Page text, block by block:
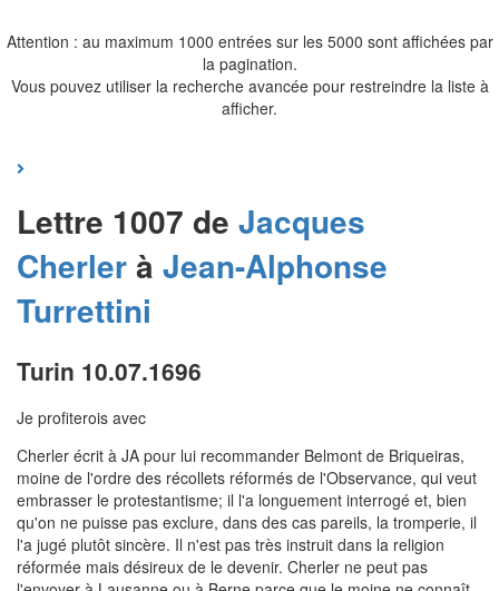
Attention : au maximum 1000 entrées sur les 5000 sont affichées par
la pagination.
Vous pouvez utiliser la recherche avancée pour restreindre la liste à
afficher.
Lettre 1007 de Jacques
Cherlerà Jean-Alphonse
Turrettini
Turin 10.07.1696
Je profiterois avec
Cherler écrit à JA pour lui recommander Belmont de Briqueiras,
moine de l'ordre des récollets réformés de l'Observance, qui veut
embrasser le protestantisme; il l'a longuement interrogé et, bien
qu'on ne puisse pas exclure, dans des cas pareils, la tromperie, il
l'a jugé plutôt sincère. Il n'est pas très instruit dans la religion
réformée mais désireux de le devenir. Cherler ne peut pas